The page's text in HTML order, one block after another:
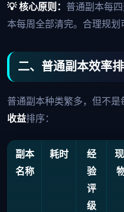
💡 核心原则： 普通副本每
本每周全部清完。合理规划
二、普通副本效率
普通副本种类繁多，但不
收益排序：
副本
名称
耗时
经
验
评
级